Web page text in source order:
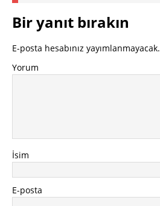
Bir yanıt bırakın
E-posta hesabınız yayımlanmayacak.
Yorum
İsim
E-posta